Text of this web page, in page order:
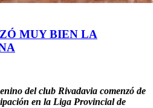
MUY BIEN LA
del club Rivadavia comenzó de
en la Liga Provincial de